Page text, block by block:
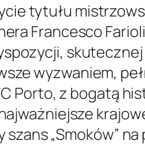
tytułu
Francesco
wyzwaniem,
Porto, z bogatą
„Smoków”